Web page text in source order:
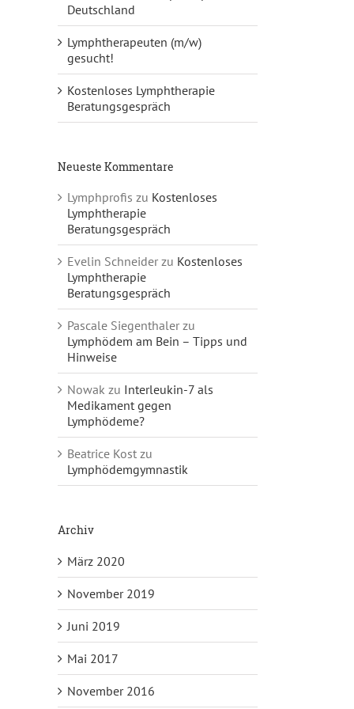
Deutschland
Lymphtherapeuten (m/w)
gesucht!
Kostenloses Lymphtherapie
Beratungsgespräch
Neueste Kommentare
Lymphprofis zu Kostenloses
Lymphtherapie
Beratungsgespräch
Evelin Schneider zu Kostenloses
Lymphtherapie
Beratungsgespräch
Pascale Siegenthaler zu
Lymphödem am Bein – Tipps und
Hinweise
Nowak zu Interleukin-7 als
Medikament gegen
Lymphödeme?
Beatrice Kost zu
Lymphödemgymnastik
Archiv
März 2020
November 2019
Juni 2019
Mai 2017
November 2016